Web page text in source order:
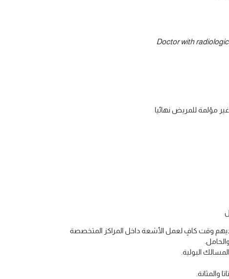
Doctor with
مؤلمة للمريض نهائيا
وقت كافٍ لعمل الأشعة داخل المراكز المتخصصة
البولية.
والمثانة.